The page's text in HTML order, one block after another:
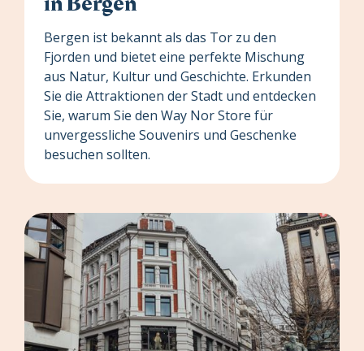
Bergen ist bekannt als das Tor zu den
Fjorden und bietet eine perfekte Mischung
aus Natur, Kultur und Geschichte. Erkunden
Sie die Attraktionen der Stadt und entdecken
Sie, warum Sie den Way Nor Store für
unvergessliche Souvenirs und Geschenke
besuchen sollten.